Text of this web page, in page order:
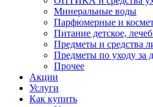
Минеральные воды
Парфюмерные и
Питание детское,
Предметы и средства
Предметы по уходу за
Прочее
Акции
Услуги
Как купить